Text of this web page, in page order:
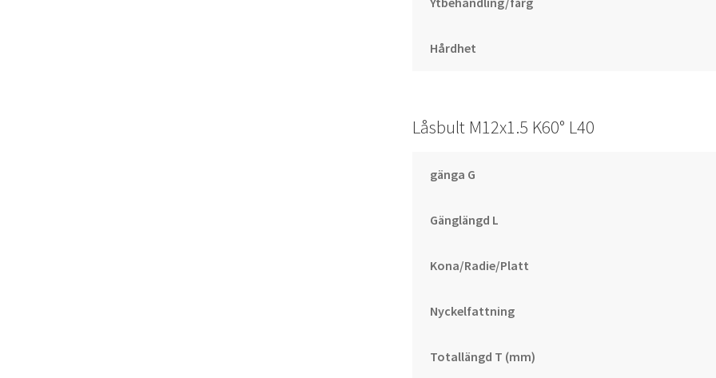
Hårdhet
Låsbult M12x1.5 K60° L40
gänga G
Gänglängd L
Kona/Radie/Platt
Nyckelfattning
Totallängd T (mm)